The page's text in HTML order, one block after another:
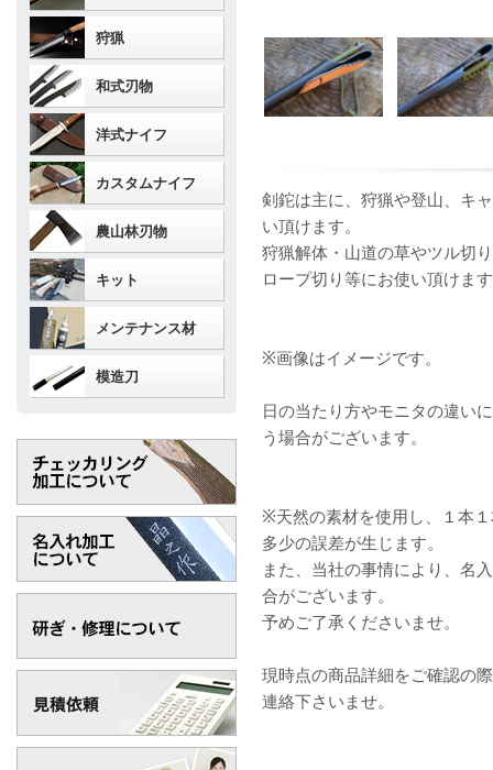
剣鉈は主に、狩猟や登山、キ
い頂けます。
狩猟解体・山道の草やツル切
ロープ切り等にお使い頂けま
※画像はイメージです。
日の当たり方やモニタの違い
う場合がございます。
※天然の素材を使用し、１本
多少の誤差が生じます。
また、当社の事情により、名
合がございます。
予めご了承くださいませ。
現時点の商品詳細をご確認の
連絡下さいませ。
狩猟
和式刃物
洋式ナイフ
カスタムナイフ
農山林刃物
キット
メンテナンス材
模造刀